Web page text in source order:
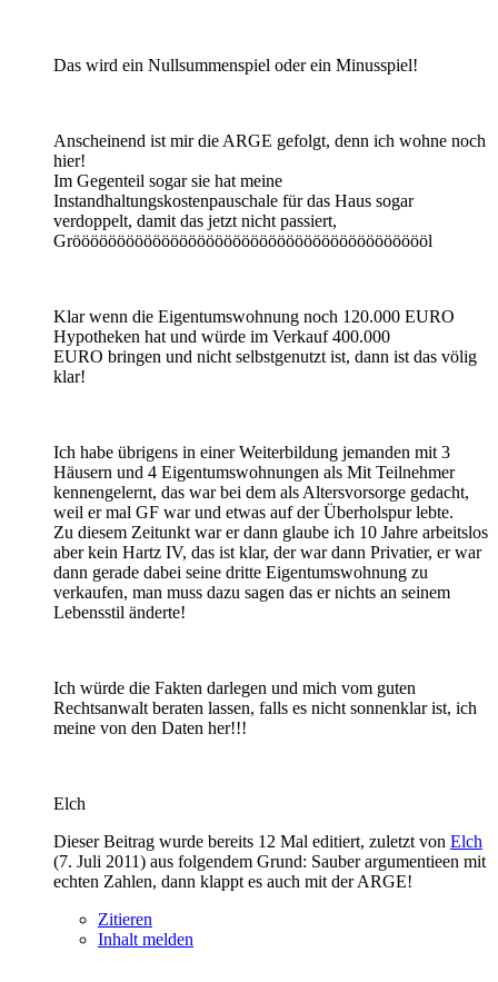
Das wird ein Nullsummenspiel oder ein Minusspiel!
Anscheinend ist mir die ARGE gefolgt, denn ich wohne noch
hier!
Im Gegenteil sogar sie hat meine
Instandhaltungskostenpauschale für das Haus sogar
verdoppelt, damit das jetzt nicht passiert,
Grööööööööööööööööööööööööööööööööööööööööl
Klar wenn die Eigentumswohnung noch 120.000 EURO
Hypotheken hat und würde im Verkauf 400.000
EURO bringen und nicht selbstgenutzt ist, dann ist das völig
klar!
Ich habe übrigens in einer Weiterbildung jemanden mit 3
Häusern und 4 Eigentumswohnungen als Mit Teilnehmer
kennengelernt, das war bei dem als Altersvorsorge gedacht,
weil er mal GF war und etwas auf der Überholspur lebte.
Zu diesem Zeitunkt war er dann glaube ich 10 Jahre arbeitslos
aber kein Hartz IV, das ist klar, der war dann Privatier, er war
dann gerade dabei seine dritte Eigentumswohnung zu
verkaufen, man muss dazu sagen das er nichts an seinem
Lebensstil änderte!
Ich würde die Fakten darlegen und mich vom guten
Rechtsanwalt beraten lassen, falls es nicht sonnenklar ist, ich
meine von den Daten her!!!
Elch
Dieser Beitrag wurde bereits 12 Mal editiert, zuletzt von Elch
(7. Juli 2011) aus folgendem Grund: Sauber argumentieen mit
echten Zahlen, dann klappt es auch mit der ARGE!
Zitieren
Inhalt melden